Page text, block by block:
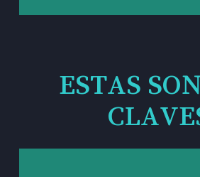
ESTAS